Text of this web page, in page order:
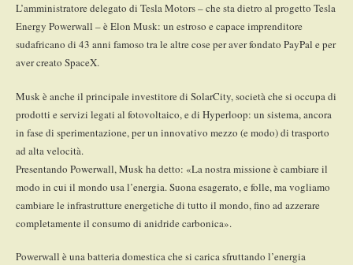
L’amministratore delegato di Tesla Motors – che sta dietro al progetto Tesla
Energy Powerwall – è Elon Musk: un estroso e capace imprenditore
sudafricano di 43 anni famoso tra le altre cose per aver fondato PayPal e per
aver creato SpaceX.
Musk è anche il principale investitore di SolarCity, società che si occupa di
prodotti e servizi legati al fotovoltaico, e di Hyperloop: un sistema, ancora
in fase di sperimentazione, per un innovativo mezzo (e modo) di trasporto
ad alta velocità.
Presentando Powerwall, Musk ha detto: «La nostra missione è cambiare il
modo in cui il mondo usa l’energia. Suona esagerato, e folle, ma vogliamo
cambiare le infrastrutture energetiche di tutto il mondo, fino ad azzerare
completamente il consumo di anidride carbonica».
Powerwall è una batteria domestica che si carica sfruttando l’energia